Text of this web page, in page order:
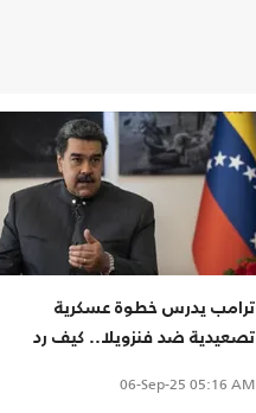
ترامب يدرس خطوة عسكرية
تصعيدية ضد فنزويلا.. كيف رد
06-Sep-25 05:16 AM